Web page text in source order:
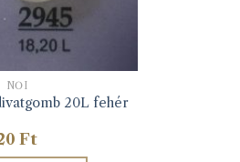
NŐI
20L fehér
Ft